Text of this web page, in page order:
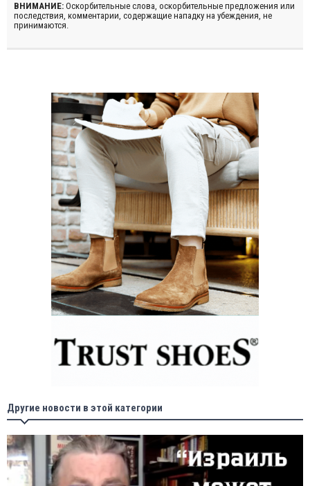
ВНИМАНИЕ: Оскорбительные слова, оскорбительные предложения или
последствия, комментарии, содержащие нападку на убеждения, не
принимаются.
Другие новости в этой категории